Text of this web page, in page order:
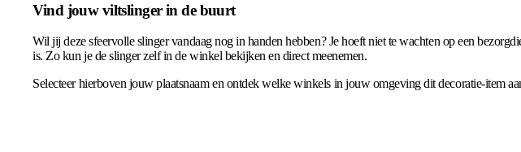
Vind jouw viltslinger in de buurt
Wil jij deze sfeervolle slinger vandaag nog in handen hebben? Je hoeft niet te wachten op een
is. Zo kun je de slinger zelf in de winkel bekijken en direct meenemen.
Selecteer hierboven jouw plaatsnaam en ontdek welke winkels in jouw omgeving dit decoratie-item